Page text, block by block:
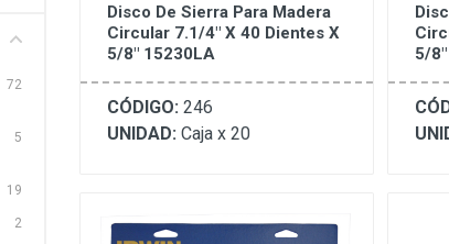
72
5
19
2
Disco De Sierra Para Madera
Circular 7.1/4" X 40 Dientes X
5/8" 15230LA
CÓDIGO: 246
UNIDAD: Caja x 20
5/